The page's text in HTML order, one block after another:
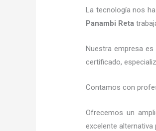
La tecnología nos
Panambi Reta
Nuestra empresa
certificado,
Contamos con
Ofrecemos un
excelente alternativa